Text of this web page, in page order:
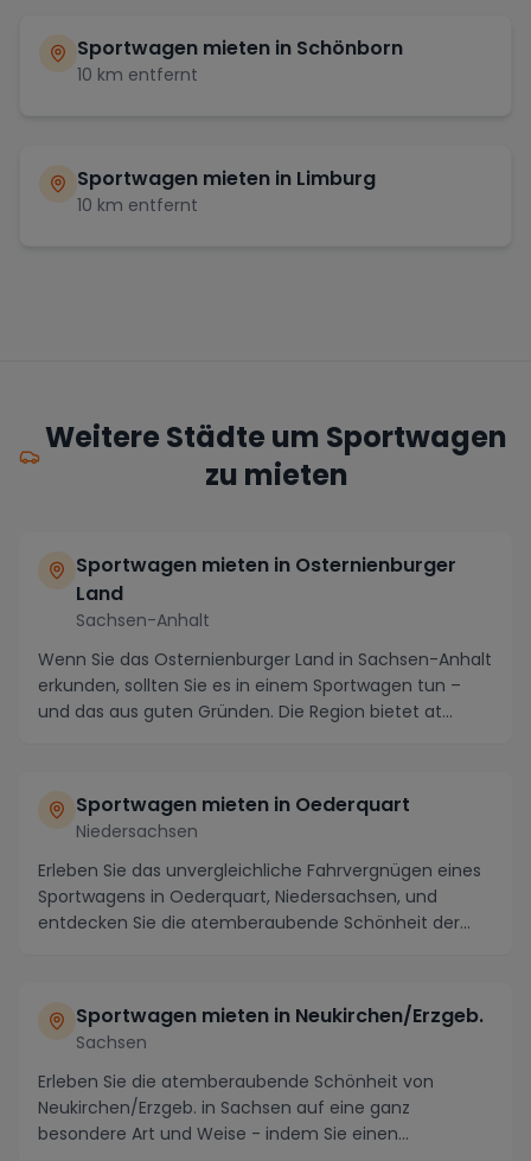
Sportwagen mieten in Schönborn
10 km entfernt
Sportwagen mieten in Limburg
10 km entfernt
Weitere Städte um Sportwagen
zu mieten
Sportwagen mieten in Osternienburger
Land
Sachsen-Anhalt
Wenn Sie das Osternienburger Land in Sachsen-Anhalt
erkunden, sollten Sie es in einem Sportwagen tun –
und das aus guten Gründen. Die Region bietet at...
Sportwagen mieten in Oederquart
Niedersachsen
Erleben Sie das unvergleichliche Fahrvergnügen eines
Sportwagens in Oederquart, Niedersachsen, und
entdecken Sie die atemberaubende Schönheit der
Sportwagen mieten in Neukirchen/Erzgeb.
Sachsen
Erleben Sie die atemberaubende Schönheit von
Neukirchen/Erzgeb. in Sachsen auf eine ganz
besondere Art und Weise - indem Sie einen